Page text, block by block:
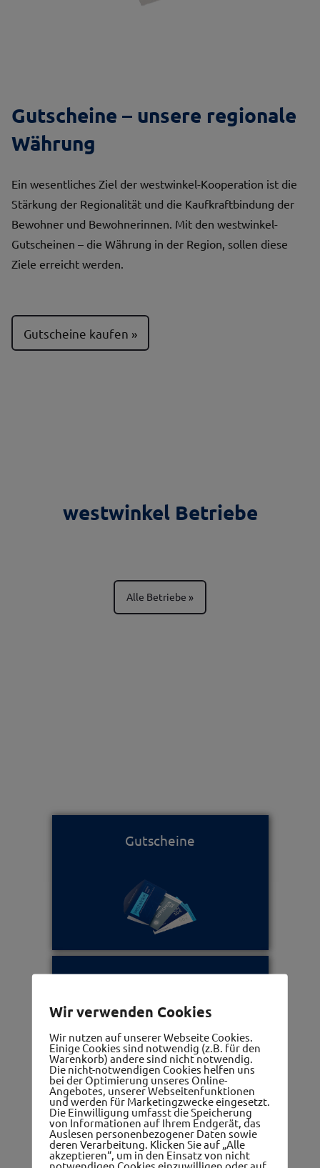
Gutscheine – unsere regionale
Währung
Ein wesentliches Ziel der westwinkel-Kooperation ist die
Stärkung der Regionalität und die Kaufkraftbindung der
Bewohner und Bewohnerinnen. Mit den westwinkel-
Gutscheinen – die Währung in der Region, sollen diese
Ziele erreicht werden.
Gutscheine kaufen
westwinkel Betriebe
Alle Betriebe
Gutscheine
Frauennetzwerk
Wir verwenden Cookies
Wir nutzen auf unserer Webseite Cookies.
Einige Cookies sind notwendig (z.B. für den
Warenkorb) andere sind nicht notwendig.
Die nicht-notwendigen Cookies helfen uns
bei der Optimierung unseres Online-
Angebotes, unserer Webseitenfunktionen
und werden für Marketingzwecke eingesetzt.
Die Einwilligung umfasst die Speicherung
von Informationen auf Ihrem Endgerät, das
Auslesen personenbezogener Daten sowie
deren Verarbeitung. Klicken Sie auf „Alle
akzeptieren“, um in den Einsatz von nicht
notwendigen Cookies einzuwilligen oder auf